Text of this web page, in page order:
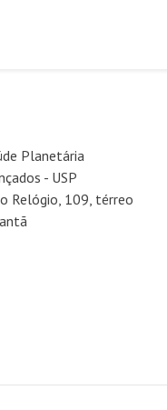
Planetária
- USP
Relógio, 109, térreo